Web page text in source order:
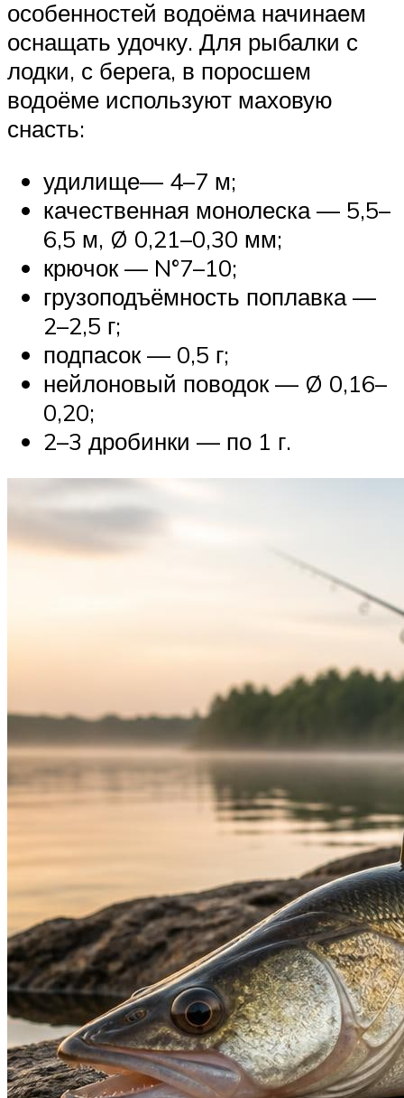
особенностей водоёма начинаем
оснащать удочку. Для рыбалки с
лодки, с берега, в поросшем
водоёме используют маховую
снасть:
удилище— 4–7 м;
качественная монолеска — 5,5–
6,5 м, Ø 0,21–0,30 мм;
крючок — N°7–10;
грузоподъёмность поплавка —
2–2,5 г;
подпасок — 0,5 г;
нейлоновый поводок — Ø 0,16–
0,20;
2–3 дробинки — по 1 г.